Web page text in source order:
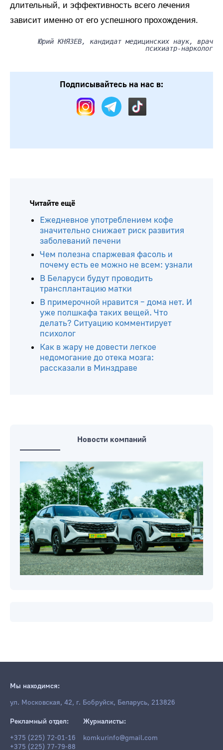
длительный, и эффективность всего лечения
зависит именно от его успешного прохождения.
Юрий КНЯЗЕВ, кандидат медицинских наук, врач
психиатр-нарколог
Подписывайтесь на нас в:
Читайте ещё
Ежедневное употреблением кофе
значительно снижает риск развития
заболеваний печени
Чем полезна спаржевая фасоль и
почему есть ее можно не всем: узнали
В Беларуси будут проводить
трансплантацию матки
В примерочной нравится – дома нет. И
рассказали в Минздраве
Новости компаний